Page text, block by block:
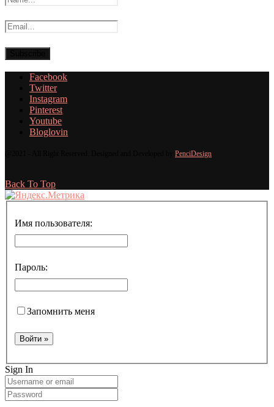
Facebook
Twitter
Instagram
Pinterest
Youtube
Bloglovin
PenciDesign
Back To Top
Имя пользователя:
Пароль:
Запомнить меня
Sign In